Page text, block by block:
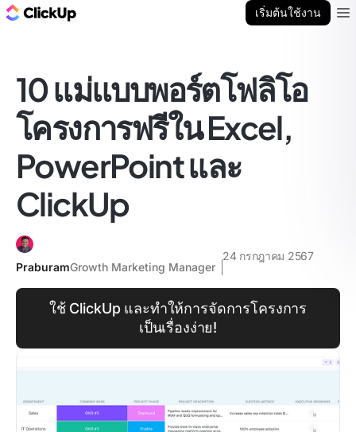
เริ่มต้นใช้งาน
10 แม่แบบพอร์ตโฟลิโอ
โครงการฟรีใน Excel,
PowerPoint และ
ClickUp
PraburamGrowth Marketing Manager
24 กรกฎาคม 2567
ใช้ ClickUp และทำให้การจัดการโครงการ
เป็นเรื่องง่าย!